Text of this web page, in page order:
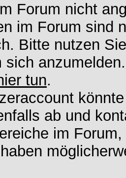
Forum nicht
im Forum sind
Bitte nutzen
sich
tun.
ab und
im